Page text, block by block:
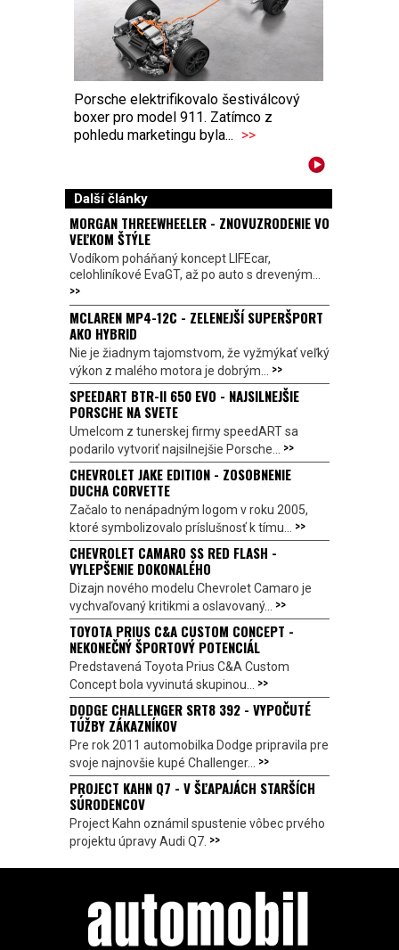
Porsche elektrifikovalo šestiválcový
boxer pro model 911. Zatímco z
pohledu marketingu byla... >>
Další články
MORGAN THREEWHEELER - ZNOVUZRODENIE VO
VEĽKOM ŠTÝLE
Vodíkom poháňaný koncept LIFEcar,
celohliníkové EvaGT, až po auto s dreveným...
>>
MCLAREN MP4-12C - ZELENEJŠÍ SUPERŠPORT
AKO HYBRID
Nie je žiadnym tajomstvom, že vyžmýkať veľký
výkon z malého motora je dobrým... >>
SPEEDART BTR-II 650 EVO - NAJSILNEJŠIE
PORSCHE NA SVETE
Umelcom z tunerskej firmy speedART sa
podarilo vytvoriť najsilnejšie Porsche... >>
CHEVROLET JAKE EDITION - ZOSOBNENIE
DUCHA CORVETTE
Začalo to nenápadným logom v roku 2005,
ktoré symbolizovalo príslušnosť k tímu... >>
CHEVROLET CAMARO SS RED FLASH -
VYLEPŠENIE DOKONALÉHO
Dizajn nového modelu Chevrolet Camaro je
vychvaľovaný kritikmi a oslavovaný... >>
TOYOTA PRIUS C&A CUSTOM CONCEPT -
NEKONEČNÝ ŠPORTOVÝ POTENCIÁL
Predstavená Toyota Prius C&A Custom
Concept bola vyvinutá skupinou... >>
DODGE CHALLENGER SRT8 392 - VYPOČUTÉ
TÚŽBY ZÁKAZNÍKOV
Pre rok 2011 automobilka Dodge pripravila pre
svoje najnovšie kupé Challenger... >>
PROJECT KAHN Q7 - V ŠĽAPAJÁCH STARŠÍCH
SÚRODENCOV
Project Kahn oznámil spustenie vôbec prvého
projektu úpravy Audi Q7. >>